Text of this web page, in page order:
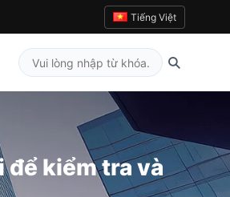
Tiếng Việt
kiểm tra và